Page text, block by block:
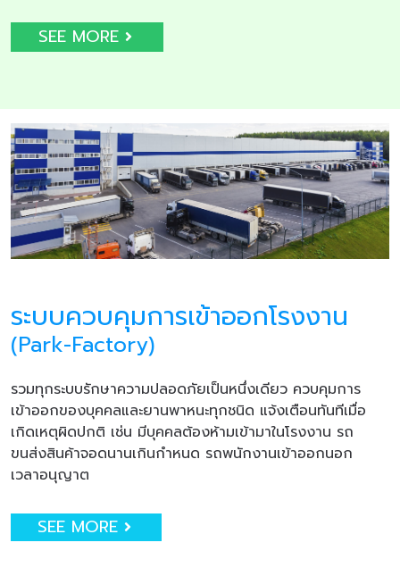
SEE MORE
ระบบควบคุมการเข้าออกโรงงาน
(Park-Factory)
รวมทุกระบบรักษาความปลอดภัยเป็นหนึ่งเดียว ควบคุมการ
เข้าออกของบุคคลและยานพาหนะทุกชนิด แจ้งเตือนทันทีเมื่อ
เกิดเหตุผิดปกติ เช่น มีบุคคลต้องห้ามเข้ามาในโรงงาน รถ
ขนส่งสินค้าจอดนานเกินกำหนด รถพนักงานเข้าออกนอก
เวลาอนุญาต
SEE MORE